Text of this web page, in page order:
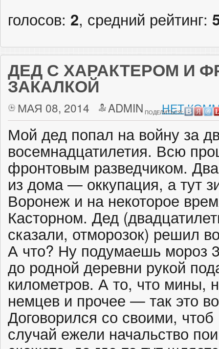
голосов: 2, средний рейтинг:
ДЕД С ХАРАКТЕРОМ И
ЗАКАЛКОЙ
МАЯ 08, 2014 ADMIN НЕТ
ПОДЕЛИТЬСЯ:
Мой дед попал на войну за
восемнадцатилетия. Всю
фронтовым разведчиком.
из дома — оккупация, а тут
Воронеж и на некоторое
Касторном. Дед
сказали, отморозок) решил
А что? Ну подумаешь мороз
до родной деревни рукой
километров. А то, что мины,
немцев и прочее — так это
Договорился со своими,
случай ежели начальство